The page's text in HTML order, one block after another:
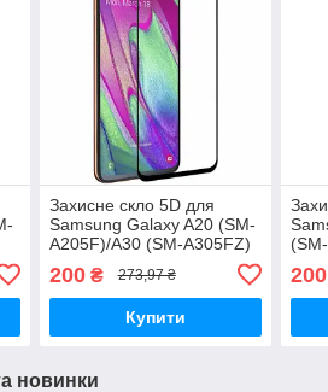
Захисне скло 5D для
Samsung Galaxy A20 (SM-
A205F)/A30 (SM-A305FZ)
200₴ 273,97 ₴
Купити
200
новинки